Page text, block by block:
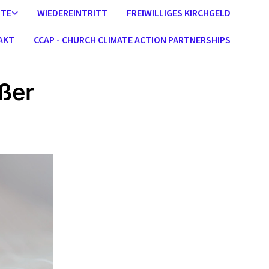
WIEDEREINTRITT FREIWILLIGES KIRCHGELD
CCAP - CHURCH CLIMATE ACTION PARTNERSHIPS